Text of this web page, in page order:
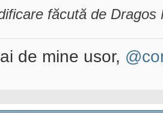
făcută de
de mine usor,